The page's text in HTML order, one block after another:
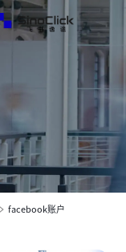
跨境电商全渠道效果
跨境电商全渠道效果
跨境电商全渠道效果
facebook账户